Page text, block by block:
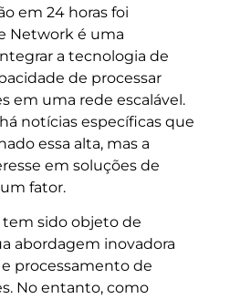
em 24 horas foi
Network é uma
a tecnologia de
de processar
em uma rede escalável.
notícias específicas que
essa alta, mas a
em soluções de
fator.
tem sido objeto de
abordagem inovadora
processamento de
No entanto, como